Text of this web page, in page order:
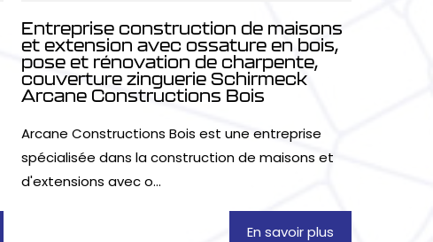
Entreprise construction de maisons
et extension avec ossature en bois,
pose et rénovation de charpente,
couverture zinguerie Schirmeck
Arcane Constructions Bois
Arcane Constructions Bois est une entreprise
spécialisée dans la construction de maisons et
d'extensions avec o...
En savoir plus